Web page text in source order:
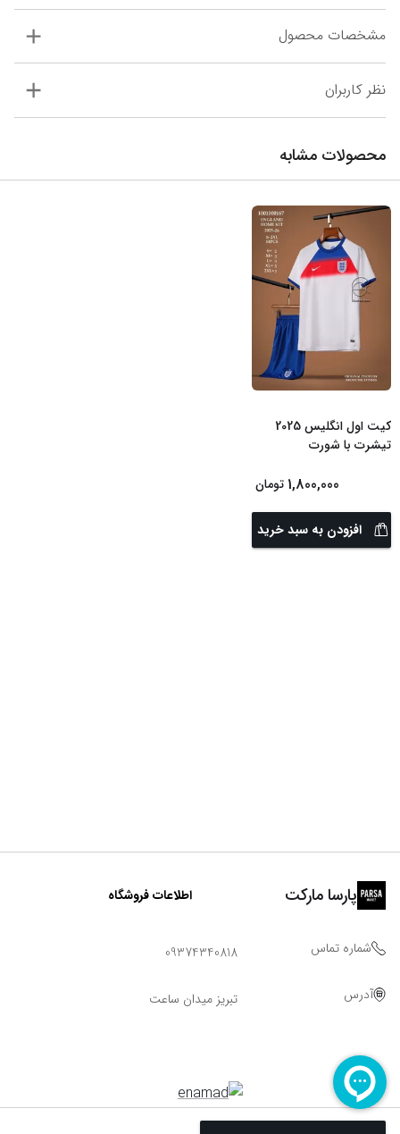
مشخصات محصول
نظر کاربران
محصولات مشابه
کیت اول انگلیس 2025
تیشرت با شورت
1,800,000 تومان
افزودن به سبد خرید
پارسا مارکت اطلاعات فروشگاه
شماره تماس 09374340818
آدرس تبریز میدان ساعت